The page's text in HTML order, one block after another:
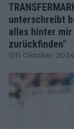
unterschreibt
alles hinter mir
zurückfinden"
11 Oktober 2024